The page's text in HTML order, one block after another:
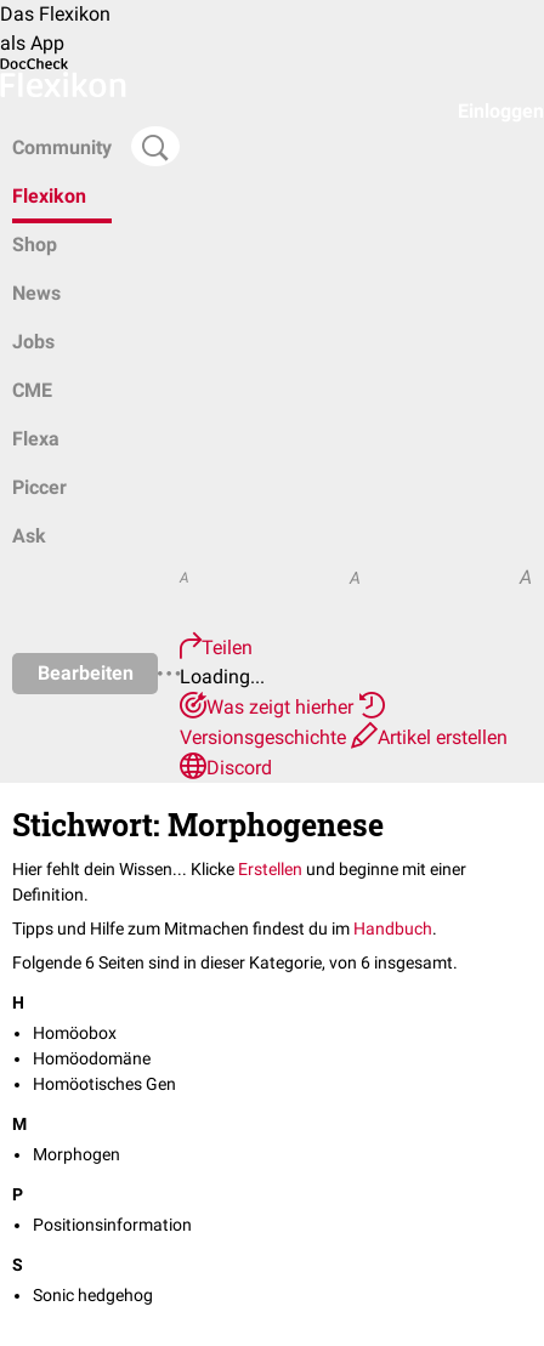
Das Flexikon
als App
Community
Flexikon
Shop
News
Jobs
CME
Flexa
Piccer
Ask
Bearbeiten
A A A
Teilen
Loading...
Was zeigt hierher
Versionsgeschichte
Artikel erstellen
Discord
Stichwort: Morphogenese
Hier fehlt dein Wissen... Klicke Erstellen und beginne mit einer
Definition.
Tipps und Hilfe zum Mitmachen findest du im Handbuch.
Folgende 6 Seiten sind in dieser Kategorie, von 6 insgesamt.
H
Homöobox
Homöodomäne
Homöotisches Gen
M
Morphogen
P
Positionsinformation
S
Sonic hedgehog